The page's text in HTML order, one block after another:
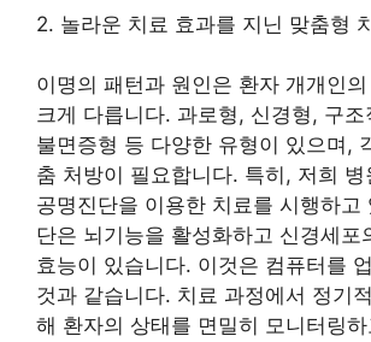
2. 놀라운 치료 효과를 지닌 맞춤형
이명의 패턴과 원인은 환자 개개인
크게 다릅니다. 과로형, 신경형, 구
불면증형 등 다양한 유형이 있으며,
춤 처방이 필요합니다. 특히, 저희 병
공명진단을 이용한 치료를 시행하고
단은 뇌기능을 활성화하고 신경세포
효능이 있습니다. 이것은 컴퓨터를
것과 같습니다. 치료 과정에서 정기
해 환자의 상태를 면밀히 모니터링